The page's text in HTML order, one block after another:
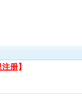
注册】